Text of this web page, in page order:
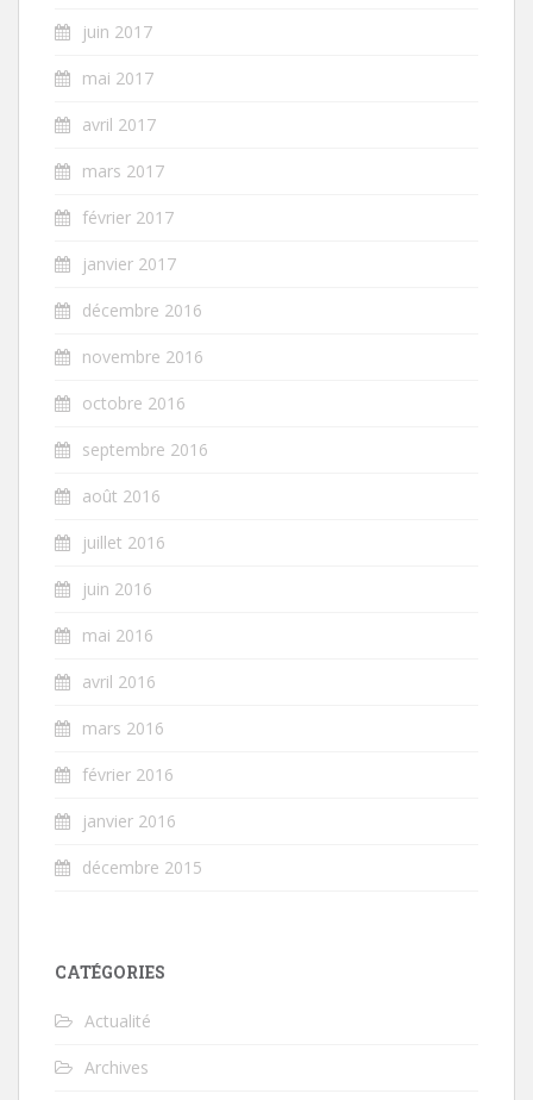
juin 2017
mai 2017
avril 2017
mars 2017
février 2017
janvier 2017
décembre 2016
novembre 2016
octobre 2016
septembre 2016
août 2016
juillet 2016
juin 2016
mai 2016
avril 2016
mars 2016
février 2016
janvier 2016
décembre 2015
CATÉGORIES
Actualité
Archives